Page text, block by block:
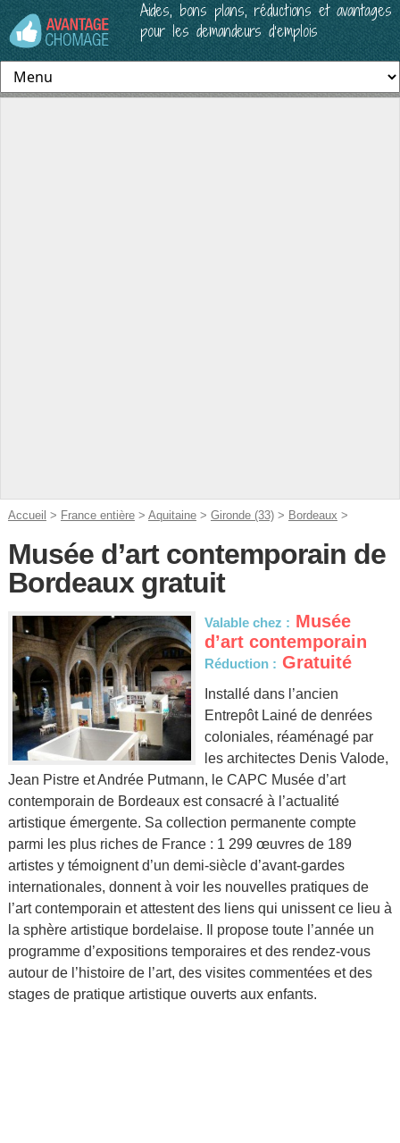
Aides, bons plans, réductions et avantages
pour les demandeurs d’emplois
Accueil > France entière> Aquitaine> Gironde (33)> Bordeaux >
Musée d’art contemporain de
Bordeaux gratuit
Valable chez : Musée
d’art contemporain
Réduction : Gratuité
Installé dans l’ancien
Entrepôt Lainé de denrées
coloniales, réaménagé par
les architectes Denis Valode,
Jean Pistre et Andrée Putmann, le CAPC Musée d’art
contemporain de Bordeaux est consacré à l’actualité
artistique émergente. Sa collection permanente compte
parmi les plus riches de France : 1 299 œuvres de 189
artistes y témoignent d’un demi-siècle d’avant-gardes
internationales, donnent à voir les nouvelles pratiques de
l’art contemporain et attestent des liens qui unissent ce lieu à
la sphère artistique bordelaise. Il propose toute l’année un
programme d’expositions temporaires et des rendez-vous
autour de l’histoire de l’art, des visites commentées et des
stages de pratique artistique ouverts aux enfants.